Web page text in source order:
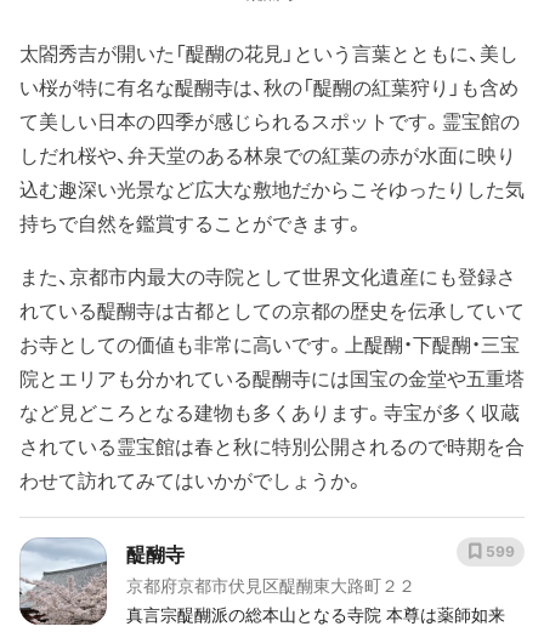
太閤秀吉が開いた「醍醐の花見」という言葉とともに、美し
い桜が特に有名な醍醐寺は、秋の「醍醐の紅葉狩り」も含め
て美しい日本の四季が感じられるスポットです。霊宝館の
しだれ桜や、弁天堂のある林泉での紅葉の赤が水面に映り
込む趣深い光景など広大な敷地だからこそゆったりした気
持ちで自然を鑑賞することができます。
また、京都市内最大の寺院として世界文化遺産にも登録さ
れている醍醐寺は古都としての京都の歴史を伝承していて
お寺としての価値も非常に高いです。上醍醐・下醍醐・三宝
院とエリアも分かれている醍醐寺には国宝の金堂や五重塔
など見どころとなる建物も多くあります。寺宝が多く収蔵
されている霊宝館は春と秋に特別公開されるので時期を合
わせて訪れてみてはいかがでしょうか。
醍醐寺
京都府京都市伏見区醍醐東大路町２２
真言宗醍醐派の総本山となる寺院 本尊は薬師如来
599